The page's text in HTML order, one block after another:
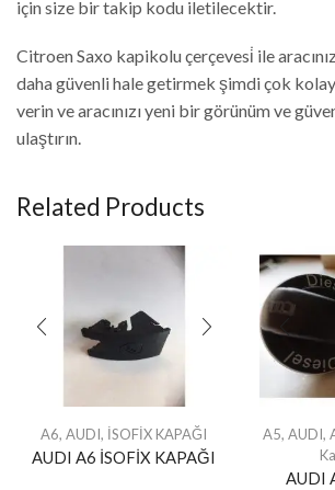
için size bir takip kodu iletilecektir.
Citroen Saxo kapikolu çerçevesi̇ ile
daha güvenli hale getirmek şimdi çok
verin ve aracınızı yeni bir görünüm ve
ulaştırın.
Related Products
A6,AUDI, İSOFİX KAPAĞI
AUDI A6 İSOFİX KAPAĞI
A5,AUDI,
AUDI